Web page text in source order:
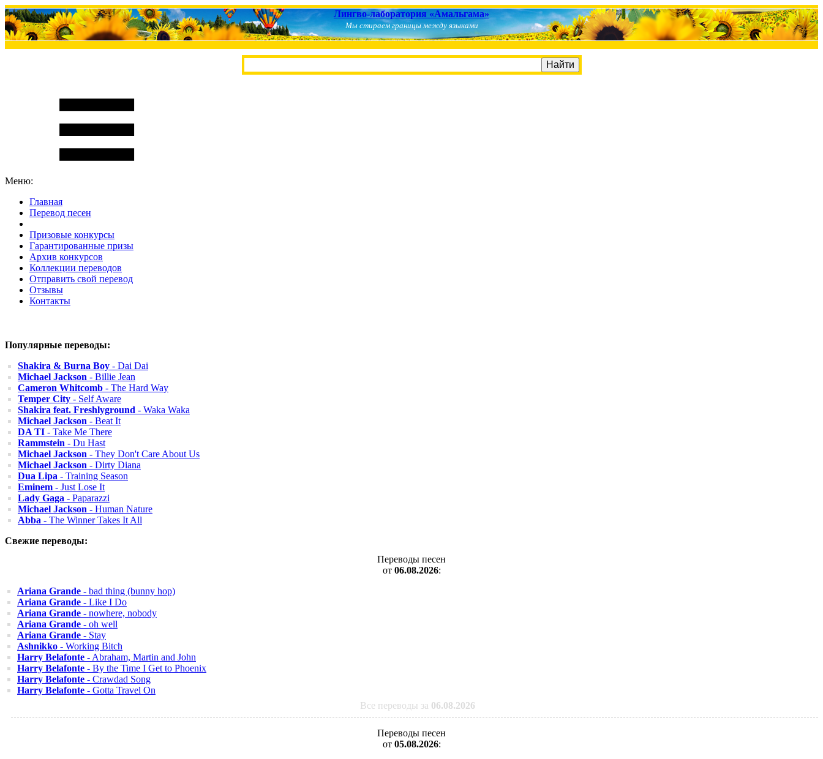
Лингво-лаборатория «Амальгама»
Мы стираем границы между языками
Меню:
Главная
Перевод песен
Призовые конкурсы
Гарантированные призы
Архив конкурсов
Коллекции переводов
Отправить свой перевод
Отзывы
Контакты
Популярные переводы:
Shakira & Burna Boy - Dai Dai
Michael Jackson - Billie Jean
Cameron Whitcomb - The Hard Way
Temper City - Self Aware
Shakira feat. Freshlyground - Waka Waka
Michael Jackson - Beat It
DA TI - Take Me There
Rammstein - Du Hast
Michael Jackson - They Don't Care About Us
Michael Jackson - Dirty Diana
Dua Lipa - Training Season
Eminem - Just Lose It
Lady Gaga - Paparazzi
Michael Jackson - Human Nature
Abba - The Winner Takes It All
Свежие переводы:
Переводы песен
от 06.08.2026:
Ariana Grande - bad thing (bunny hop)
Ariana Grande - Like I Do
Ariana Grande - nowhere, nobody
Ariana Grande - oh well
Ariana Grande - Stay
Ashnikko - Working Bitch
Harry Belafonte - Abraham, Martin and John
Harry Belafonte - By the Time I Get to Phoenix
Harry Belafonte - Crawdad Song
Harry Belafonte - Gotta Travel On
Все переводы за 06.08.2026
Переводы песен
от 05.08.2026: